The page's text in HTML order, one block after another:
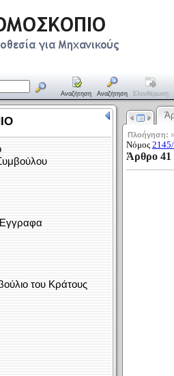
Αναζήτηση Αναζήτηση Ελευθέρωση